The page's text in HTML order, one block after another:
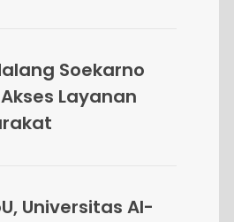
Soekarno
Layanan
Universitas Al-